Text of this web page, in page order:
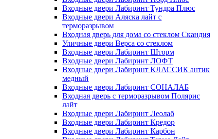
Входные двери Лабиринт Тундра Плюс
Входные двери Аляска лайт с
терморазрывом
Входная дверь для дома со стеклом Скандия
Уличные двери Верса со стеклом
Входные двери Лабиринт Шторм
Входные двери Лабиринт ЛОФТ
Входные двери Лабиринт КЛАССИК антик
медный
Входные двери Лабиринт СОНАЛАБ
Входная дверь с терморазрывом Полярис
лайт
Входные двери Лабиринт Леолаб
Входные двери Лабиринт Кредор
Входные двери Лабиринт Карбон